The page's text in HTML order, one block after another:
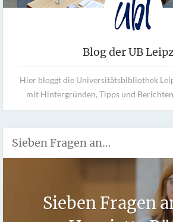
Blog der UB
Hier bloggt die Universitätsbibliothek
mit Hintergründen, Tipps und
Sieben Fragen an…
Sieben Fragen